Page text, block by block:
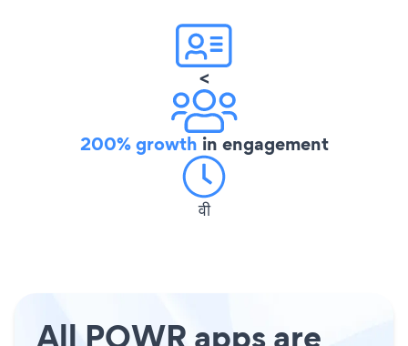
<
200% growth in engagement
वी
All POWR apps are